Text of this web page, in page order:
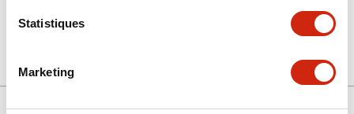
Statistiques
Marketing